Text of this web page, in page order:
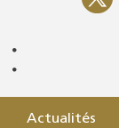
Actualités